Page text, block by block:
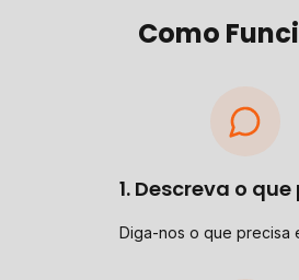
Como
1. Descreva o
Diga-nos o que precisa